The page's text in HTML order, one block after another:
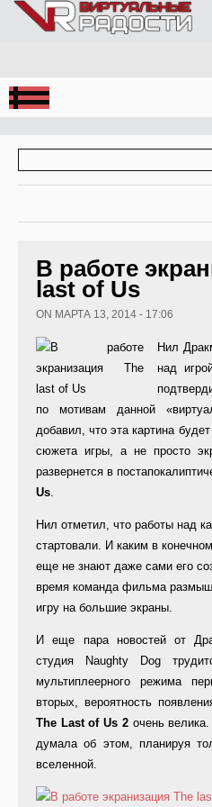
Jump to Navigation
В работе
last of Us
ON МАРТА 13, 2014 - 17:06
Нил
над
по мотивам данной
добавил, что эта картина
сюжета игры, а не просто
развернется в
Us.
Нил отметил, что работы над
стартовали. И каким в
еще не знают даже сами его
время команда фильма
игру на большие экраны.
И еще пара новостей от
студия Naughty Dog
мультиплеерного режима
вторых, вероятность
The Last of Us 2 очень
думала об этом, планируя
вселенной.